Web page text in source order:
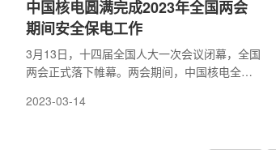
中国核电圆满完成2023年全国两会
期间安全保电工作
3月13日，十四届全国人大一次会议闭幕，全国
两会正式落下帷幕。两会期间，中国核电全系
点项目推进建设，严格落实各项安全措施，保
2023-03-14